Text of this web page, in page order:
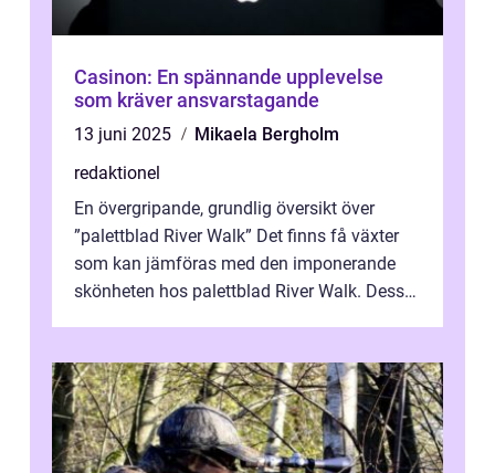
Casinon: En spännande upplevelse
som kräver ansvarstagande
13 juni 2025
Mikaela Bergholm
redaktionel
En övergripande, grundlig översikt över
”palettblad River Walk” Det finns få växter
som kan jämföras med den imponerande
skönheten hos palettblad River Walk. Dess